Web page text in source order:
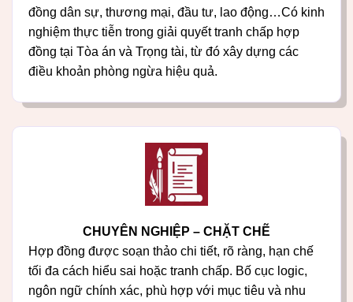
đồng dân sự, thương mại, đầu tư, lao động…Có kinh
nghiệm thực tiễn trong giải quyết tranh chấp hợp
đồng tại Tòa án và Trọng tài, từ đó xây dựng các
điều khoản phòng ngừa hiệu quả.
CHUYÊN NGHIỆP – CHẶT CHẼ
Hợp đồng được soạn thảo chi tiết, rõ ràng, hạn chế
tối đa cách hiểu sai hoặc tranh chấp. Bố cục logic,
ngôn ngữ chính xác, phù hợp với mục tiêu và nhu